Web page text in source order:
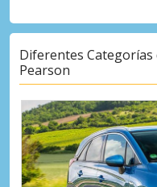
Diferentes
Pearson